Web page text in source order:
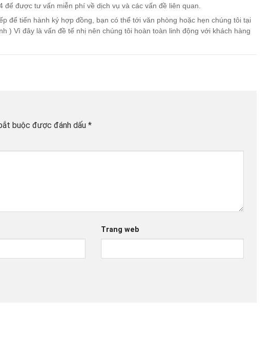
được tư vấn miễn phí về dịch vụ và các vấn đề liên quan.
để tiến hành ký hợp đồng, bạn có thể tới văn phòng hoặc hẹn chúng tôi tại
) Vì đây là vấn đề tế nhị nên chúng tôi hoàn toàn linh động với khách hàng
buộc được đánh dấu *
Trang web